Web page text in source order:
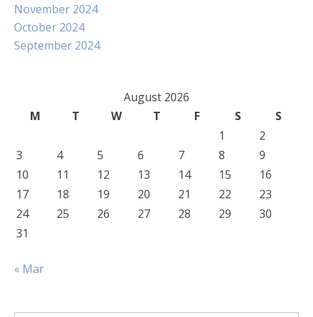
November 2024
October 2024
September 2024
August 2026
M
T W T F S
S
1
2
3
4 5 6 7 8
9
10
11 12 13 14 15
16
17
18 19 20 21 22
23
24
25 26 27 28 29
30
31
« Mar